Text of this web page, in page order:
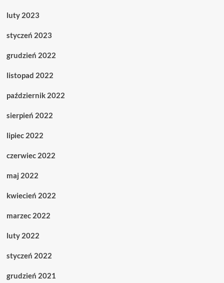
luty 2023
styczeń 2023
grudzień 2022
listopad 2022
październik 2022
sierpień 2022
lipiec 2022
czerwiec 2022
maj 2022
kwiecień 2022
marzec 2022
luty 2022
styczeń 2022
grudzień 2021